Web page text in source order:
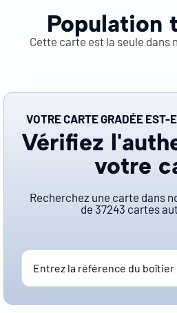
Population
Cette carte est la seule dans
VOTRE CARTE GRADÉE
Vérifiez
votre
Recherchez une carte dans
de 37243 cartes